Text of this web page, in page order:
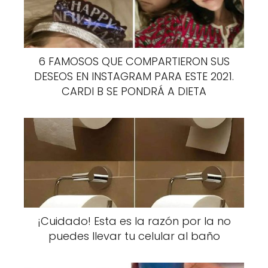
hechizos y brujería que una persona puede
atraer hacia sí mismo las malas vibras y la
energía negativa cuando tienen
pensamientos negativos con mucha
frecuencia. Lo mismo sucede cuando su
hogar o lugar donde pasa más tiempo es
oscuro o está lleno de cosas que nunca
utilizaremos.
6 FAMOSOS QUE COMPARTIERON SUS
DESEOS EN INSTAGRAM PARA ESTE 2021.
CARDI B SE PONDRÁ A DIETA
¡Cuidado! Esta es la razón por la no
puedes llevar tu celular al baño